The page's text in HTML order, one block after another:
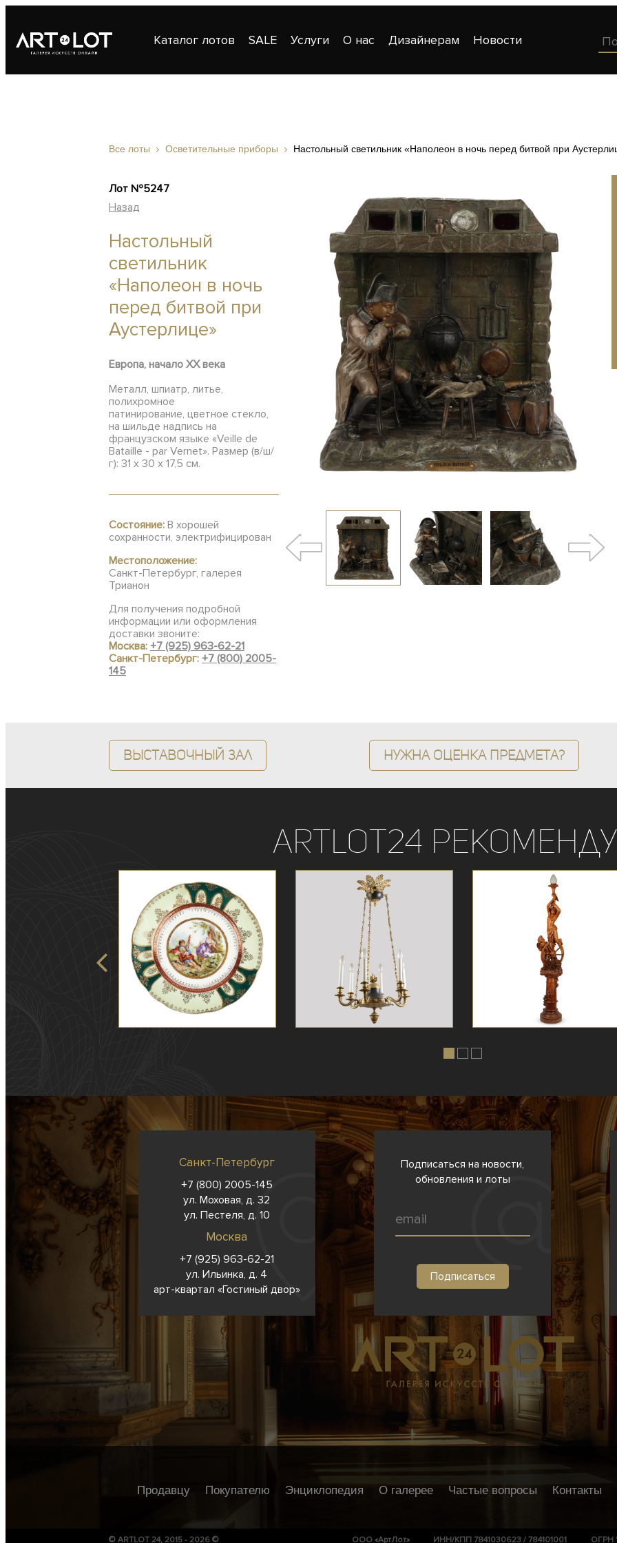
Каталог лотов SALE Услуги О нас Дизайнерам Новости
Все лоты Осветительные приборы Настольный светильник «Наполеон в ночь перед битвой при
Лот №5247
Назад
Настольный
светильник
«Наполеон в ночь
перед битвой при
Аустерлице»
Европа, начало ХХ века
Металл, шпиатр, литье,
полихромное
патинирование, цветное стекло,
на шильде надпись на
французском языке «Veille de
Bataille - par Vernet». Размер (в/ш/
г): 31 x 30 х 17,5 см.
Состояние: В хорошей
сохранности, электрифицирован
Местоположение:
Санкт-Петербург, галерея
Трианон
Для получения подробной
информации или оформления
доставки звоните:
Москва: +7 (925) 963-62-21
Санкт-Петербург: +7 (800) 2005-
145
Выставочный зал Нужна оценка предмета?
ArtLot24
Санкт-Петербург
+7 (800) 2005-145
ул. Моховая, д. 32
ул. Пестеля, д. 10
Москва
+7 (925) 963-62-21
ул. Ильинка, д. 4
арт-квартал «Гостиный двор»
Подписаться на новости,
обновления и лоты
Продавцу Покупателю Энциклопедия О галерее Частые вопросы Контакты
© ARTLOT 24, 2015 - 2026 © ООО «АртЛот» ИНН/КПП 7841030623 / 784101001 ОГРН